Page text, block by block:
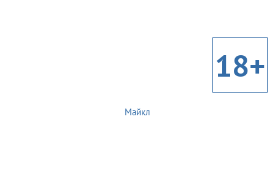
18+
Майкл